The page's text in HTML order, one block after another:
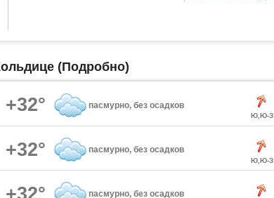
(Подробно)
+32° пасмурно, без осадков
Ю,Ю-З
+32° пасмурно, без осадков
Ю,Ю-З
+32° пасмурно, без осадков